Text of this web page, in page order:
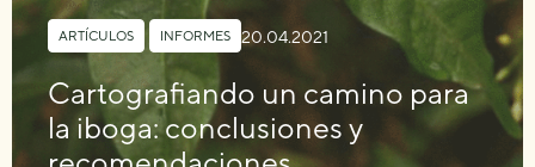
ARTÍCULOS INFORMES 20.04.2021
Cartografiando un camino para
la iboga: conclusiones y